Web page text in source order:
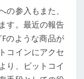
参入もまた、
す。最近の報告
のような商品が
コインにアクセ
り、ビットコイ